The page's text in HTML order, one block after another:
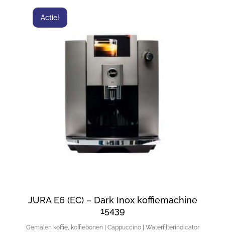
Actie!
JURA E6 (EC) – Dark Inox koffiemachine
15439
Gemalen koffie, koffiebonen | Cappuccino | Waterfilterindicator